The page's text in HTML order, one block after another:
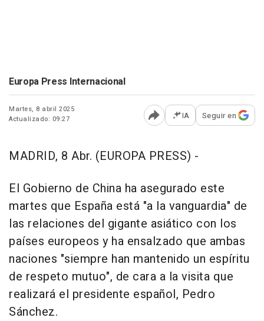
Europa Press Internacional
Martes, 8 abril 2025
Actualizado: 09:27
Abrir opciones para
IA Seguir en
MADRID, 8 Abr. (EUROPA PRESS) -
El Gobierno de China ha asegurado este
martes que España está "a la vanguardia" de
las relaciones del gigante asiático con los
países europeos y ha ensalzado que ambas
naciones "siempre han mantenido un espíritu
de respeto mutuo", de cara a la visita que
realizará el presidente español, Pedro
Sánchez.